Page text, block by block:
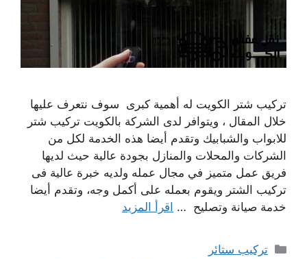
تركيب شتر الكويت له أهمية كبرى سوف نتعرف عليها
خلال المقال ، ويتوافر لدى الشركة بالكويت تركيب شتر
للابواب والشبابيك وتقدم أيضا هذه الخدمة لكل من
الشركات والمحلات والمنازل بجودة عالية حيث لديها
فريق عمل متميز في مجال عمله ولديه خبرة عالية فى
تركيب الشتر ويقوم بعمله على أكمل وجه، وتقدم أيضا
خدمة صيانة وتصليح … اقرأ المزيد
التصنيفات
تركيب ستائر